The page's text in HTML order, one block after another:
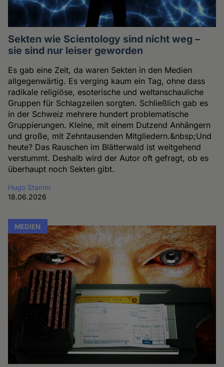
Sekten wie Scientology sind nicht weg –
sie sind nur leiser geworden
Es gab eine Zeit, da waren Sekten in den Medien
allgegenwärtig. Es verging kaum ein Tag, ohne dass
radikale religiöse, esoterische und weltanschauliche
Gruppen für Schlagzeilen sorgten. Schließlich gab es
in der Schweiz mehrere hundert problematische
Gruppierungen. Kleine, mit einem Dutzend Anhängern
und große, mit Zehntausenden Mitgliedern.&nbsp;Und
heute? Das Rauschen im Blätterwald ist weitgehend
verstummt. Deshalb wird der Autor oft gefragt, ob es
überhaupt noch Sekten gibt.
Hugo Stamm
18.06.2026
MEDIEN